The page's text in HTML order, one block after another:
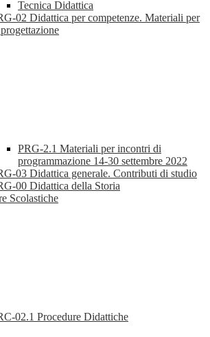
Tecnica Didattica
02 Didattica per competenze. Materiali per
PRG-2.1 Materiali per incontri di
programmazione 14-30 settembre 2022
03 Didattica generale. Contributi di studio
00 Didattica della Storia
Scolastiche
02.1 Procedure Didattiche